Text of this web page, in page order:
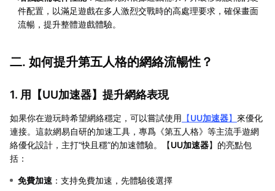
件配置，以滿足遊戲在多人激烈交戰時的高處理要求，確保畫面
流暢，提升整體遊戲體驗。
二. 如何提升第五人格的網絡流暢性？
1. 用【UU加速器】提升網絡表現
如果你在遊玩時希望網絡穩定，可以嘗試使用 【UU加速器】 來優化
連接。這款網易自研的加速工具，專爲《第五人格》等主流手遊網
絡優化設計，主打“快且穩”的加速體驗。【UU加速器】的亮點包
括：
免費加速 ：支持免費加速，先體驗後選擇